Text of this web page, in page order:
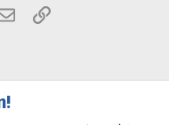
E-MailLink